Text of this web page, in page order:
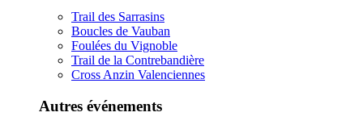
Trail des Sarrasins
Boucles de Vauban
Foulées du Vignoble
Trail de la Contrebandière
Cross Anzin Valenciennes
Autres événements